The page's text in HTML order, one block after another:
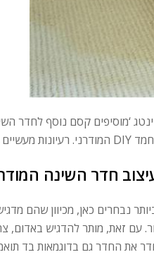
‘מוסיפים קסם נוסף לחדר
חדר השינה
נבחרים כאן, מכיוון שהם
עם זאת, מותר להדגיש באדום,
את החדר גם בדוגמאות בד